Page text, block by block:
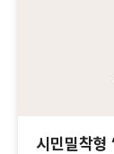
시민밀착형